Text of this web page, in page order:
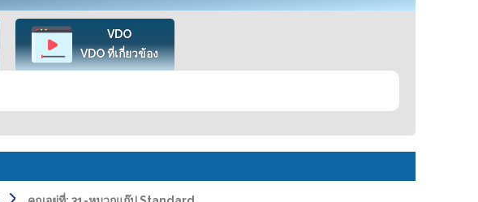
VDO
VDO ที่เกี่ยวข้อง